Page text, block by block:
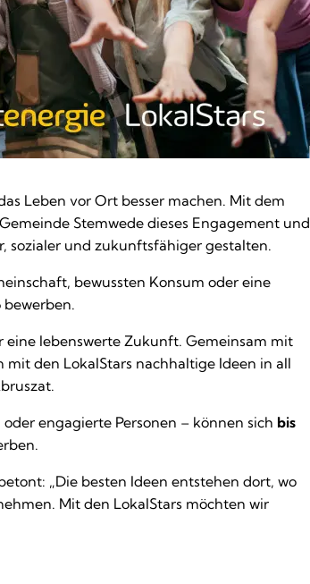
Leben vor Ort besser machen. Mit dem
Stemwede dieses Engagement und
sozialer und zukunftsfähiger gestalten.
bewussten Konsum oder eine
bewerben.
eine lebenswerte Zukunft. Gemeinsam mit
den LokalStars nachhaltige Ideen in all
engagierte Personen – können sich bis
„Die besten Ideen entstehen dort, wo
Mit den LokalStars möchten wir